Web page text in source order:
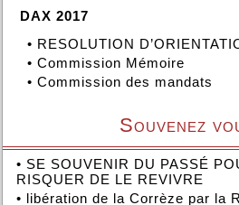
DAX 2017
• RESOLUTION
• Commission Mémoire
• Commission des mandats
Souvenez
• SE SOUVENIR DU PASSÉ
RISQUER DE LE REVIVRE
• libération de la Corrèze par la